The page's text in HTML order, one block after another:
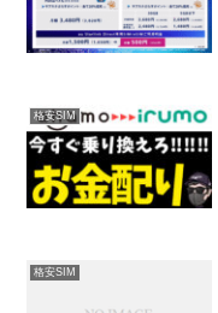
格安SIM
格安SIM